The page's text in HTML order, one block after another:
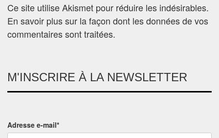
Ce site utilise Akismet pour réduire les indésirables.
En savoir plus sur la façon dont les données de vos
commentaires sont traitées.
M'INSCRIRE À LA NEWSLETTER
Adresse e-mail*